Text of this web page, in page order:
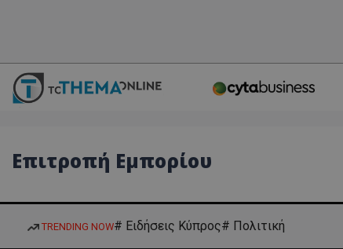
Επιτροπή Εμπορίου
TRENDING NOW# Ειδήσεις Κύπρος# Πολιτική